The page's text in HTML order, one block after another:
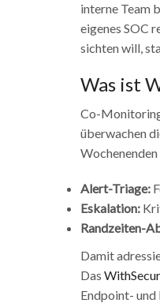
interne Team
eigenes SOC
sichten will,
Was ist
Co-
überwachen
Alert-Triage:
Eskalation:
Randzeiten-
Damit
Das
Endpoint-